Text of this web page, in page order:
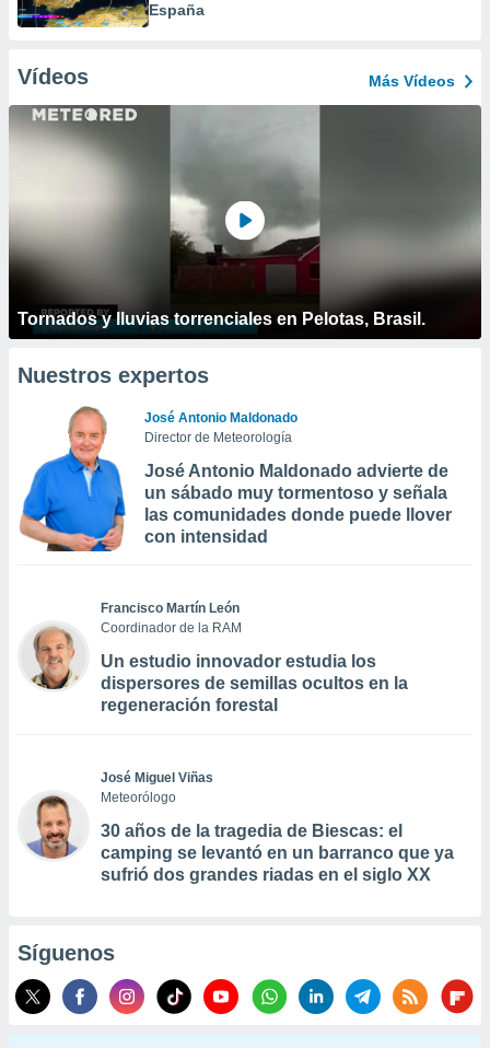
España
Vídeos Más Vídeos
Tornados y lluvias torrenciales en Pelotas, Brasil.
Nuestros expertos
José Antonio Maldonado
Director de Meteorología
José Antonio Maldonado advierte de
un sábado muy tormentoso y señala
las comunidades donde puede llover
con intensidad
Francisco Martín León
Coordinador de la RAM
Un estudio innovador estudia los
dispersores de semillas ocultos en la
regeneración forestal
José Miguel Viñas
Meteorólogo
30 años de la tragedia de Biescas: el
camping se levantó en un barranco que ya
sufrió dos grandes riadas en el siglo XX
Síguenos